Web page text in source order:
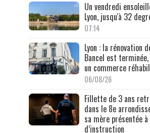
Un vendredi
Lyon, jusqu'à 32
07:14
Lyon : la rénovation
Bancel est
un commerce
06/08/26
Fillette de 3 ans
dans le 8e
sa mère présentée
d’instruction